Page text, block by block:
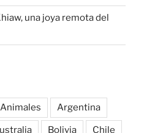
una joya remota del
Animales Argentina
Bolivia Chile